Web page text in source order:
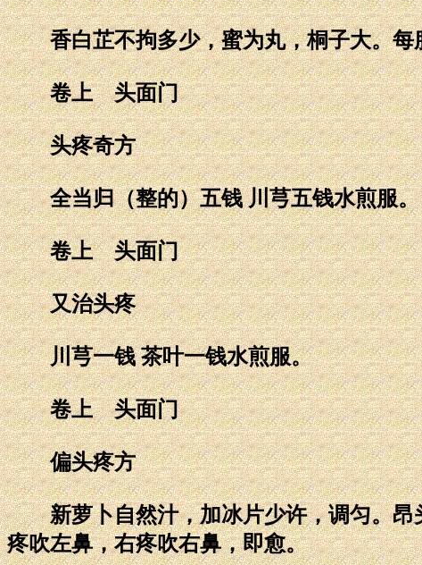
香白芷不拘多少，蜜为丸，桐子大。每
卷上 头面门
头疼奇方
全当归（整的）五钱 川芎五钱水煎服。
卷上 头面门
又治头疼
川芎一钱 茶叶一钱水煎服。
卷上 头面门
偏头疼方
新萝卜自然汁，加冰片少许，调匀。昂头
疼吹左鼻，右疼吹右鼻，即愈。